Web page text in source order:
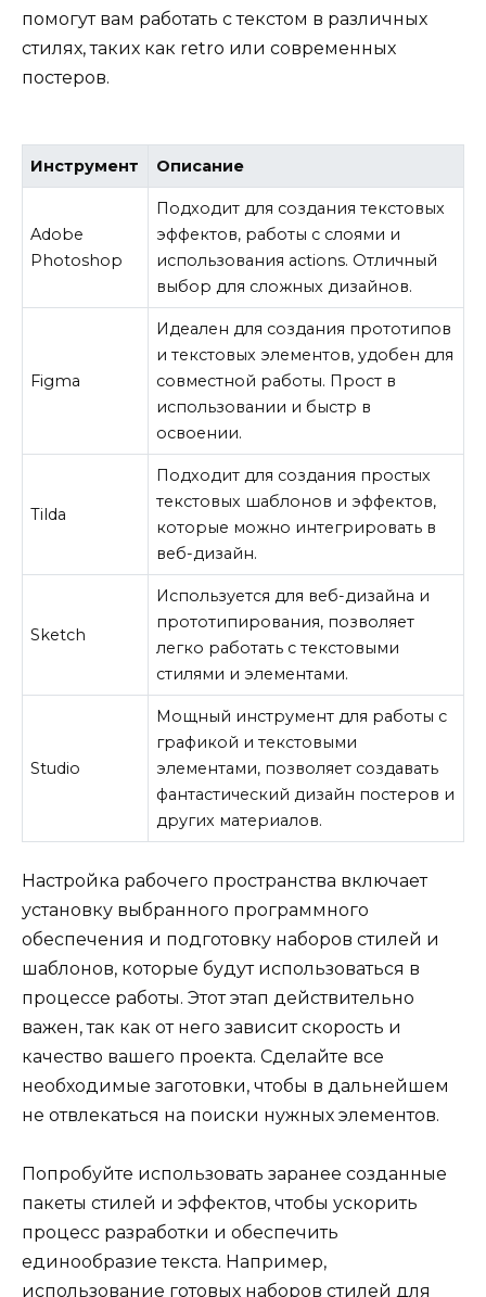
помогут вам работать с текстом в различных
стилях, таких как retro или современных
постеров.
Инструмент Описание
Adobe
Photoshop
Подходит для создания текстовых
эффектов, работы с слоями и
использования actions. Отличный
выбор для сложных дизайнов.
Figma
Идеален для создания прототипов
и текстовых элементов, удобен для
совместной работы. Прост в
использовании и быстр в
освоении.
Tilda
Подходит для создания простых
текстовых шаблонов и эффектов,
которые можно интегрировать в
веб-дизайн.
Sketch
Используется для веб-дизайна и
прототипирования, позволяет
легко работать с текстовыми
стилями и элементами.
Studio
Мощный инструмент для работы с
графикой и текстовыми
элементами, позволяет создавать
фантастический дизайн постеров и
других материалов.
Настройка рабочего пространства включает
установку выбранного программного
обеспечения и подготовку наборов стилей и
шаблонов, которые будут использоваться в
процессе работы. Этот этап действительно
важен, так как от него зависит скорость и
качество вашего проекта. Сделайте все
необходимые заготовки, чтобы в дальнейшем
не отвлекаться на поиски нужных элементов.
Попробуйте использовать заранее созданные
пакеты стилей и эффектов, чтобы ускорить
процесс разработки и обеспечить
единообразие текста. Например,
использование готовых наборов стилей для